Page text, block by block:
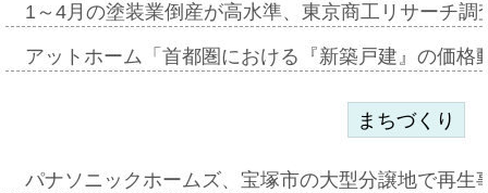
1～4月の塗装業倒産が高水準、東京商工リサーチ
アットホーム「首都圏における『新築戸建』の価
まちづくり
パナソニックホームズ、宝塚市の大型分譲地で再